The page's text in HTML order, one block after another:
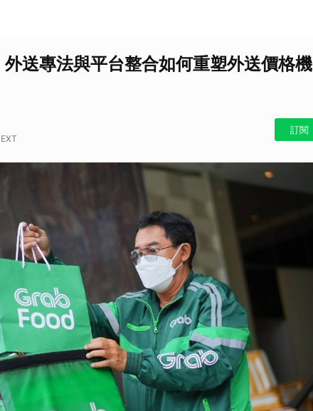
專法與平台整合如何重塑外送價格機
訂閱